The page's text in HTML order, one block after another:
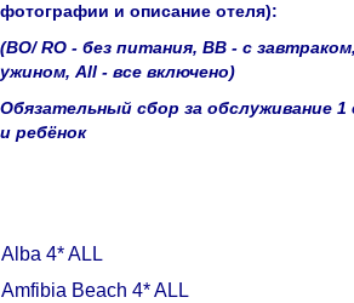
фотографии и описание отеля):
(ВО/ RO - без питания, BB - с
ужином, All - все включено)
Обязательный сбор за обслуживание 1
и ребёнок
Alba 4* ALL
Amfibia Beach 4* ALL